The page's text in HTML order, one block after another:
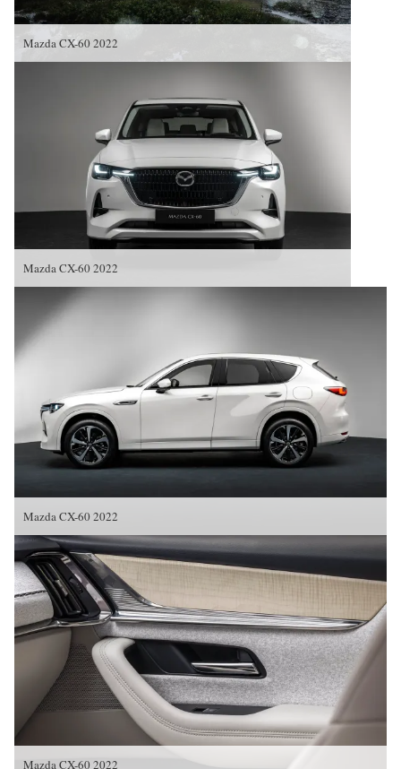
Mazda CX-60 2022
Mazda CX-60 2022
Mazda CX-60 2022
Mazda CX-60 2022